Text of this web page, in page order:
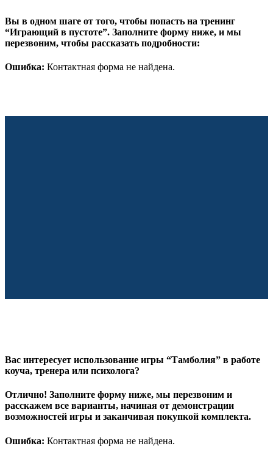
Вы в одном шаге от того, чтобы попасть на тренинг
“Играющий в пустоте”. Заполните форму ниже, и мы
перезвоним, чтобы рассказать подробности:
Ошибка: Контактная форма не найдена.
Вас интересует использование игры “Тамболия” в работе
коуча, тренера или психолога?
Отлично! Заполните форму ниже, мы перезвоним и
расскажем все варианты, начиная от демонстрации
возможностей игры и заканчивая покупкой комплекта.
Ошибка: Контактная форма не найдена.